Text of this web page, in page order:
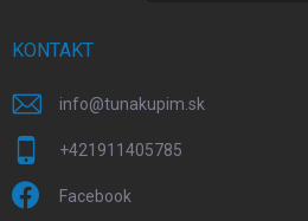
KONTAKT
info@tunakupim.sk
+421911405785
Facebook